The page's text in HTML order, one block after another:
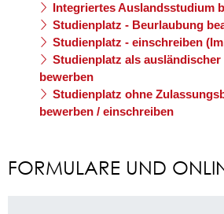
Integriertes Auslandsstudium
Studienplatz - Beurlaubung
Studienplatz - einschreiben
Studienplatz als
bewerben
Studienplatz ohne
bewerben / einschreiben
FORMULARE UND